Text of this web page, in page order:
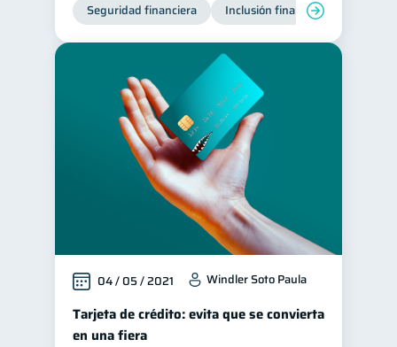
Seguridad financiera Inclusión financiera
04 / 05 / 2021 Windler Soto Paula
Tarjeta de crédito: evita que se convierta
en una fiera